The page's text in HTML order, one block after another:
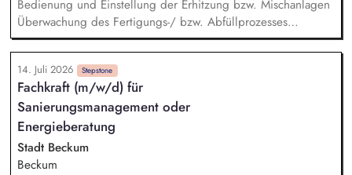
Bedienung und Einstellung der Erhitzung bzw. Mischanlagen
Überwachung des Fertigungs-/ bzw. Abfüllprozesses
Überwachung der Fermentationsparameter Wiederauffüllung
der Anlagen mit den notwendigen Rohstoffen Dokumentation
und Protokollierung der Arbeitsschritte CIP Kontrolle Ziehen
von Proben zur weiteren Bearbeitung
14. Juli 2026 Stepstone
Fachkraft (m/w/d) für
Sanierungsmanagement oder
Energieberatung
Stadt Beckum
Beckum